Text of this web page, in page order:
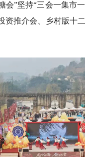
会”坚持“三会一集市
资推介会、乡村版十